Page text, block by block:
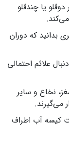
یا چندقلو
بدانید که دوران
علائم احتمالی
نخاع و سایر
می‌گیرند.
کیسه آب اطراف